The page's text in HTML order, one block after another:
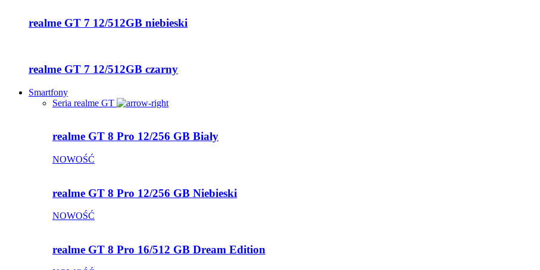
realme GT 7 12/512GB niebieski
realme GT 7 12/512GB czarny
Smartfony
Seria realme GT
realme GT 8 Pro 12/256 GB Biały
NOWOŚĆ
realme GT 8 Pro 12/256 GB Niebieski
NOWOŚĆ
realme GT 8 Pro 16/512 GB Dream Edition